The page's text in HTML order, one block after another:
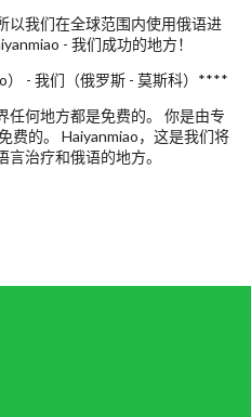
以我们在全球范围内使用俄语进
- 我们成功的地方！
） - 我们（俄罗斯 - 莫斯科）****
任何地方都是免费的。 你是由专
费的。 Haiyanmiao，这是我们将
治疗和俄语的地方。